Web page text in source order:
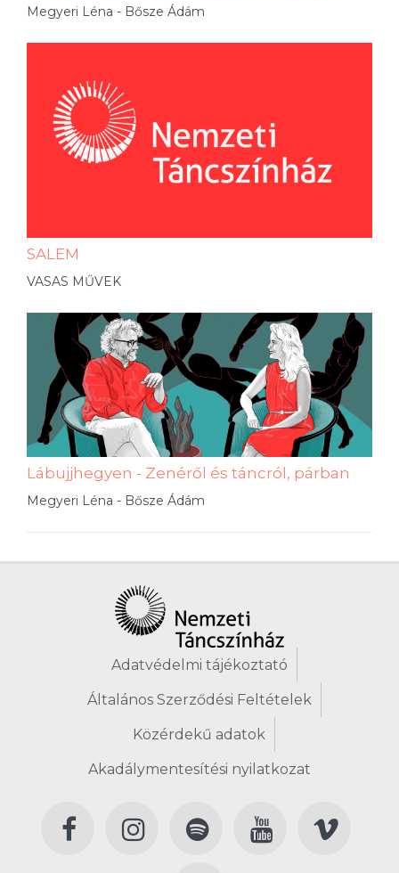
Megyeri Léna - Bősze Ádám
SALEM
VASAS MŰVEK
Lábujjhegyen - Zenéről és táncról, párban
Megyeri Léna - Bősze Ádám
Adatvédelmi tájékoztató
Általános Szerződési Feltételek
Közérdekű adatok
Akadálymentesítési nyilatkozat